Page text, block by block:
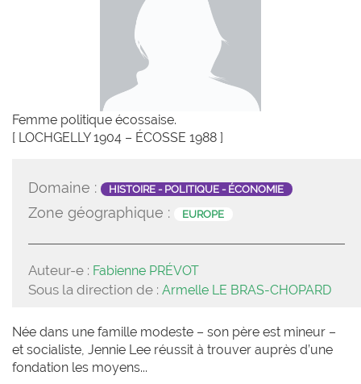
Femme politique écossaise.
[ LOCHGELLY 1904 – ÉCOSSE 1988 ]
Domaine : HISTOIRE - POLITIQUE - ÉCONOMIE
Zone géographique : EUROPE
Auteur-e : Fabienne PRÉVOT
Sous la direction de : Armelle LE BRAS-CHOPARD
Née dans une famille modeste – son père est mineur –
et socialiste, Jennie Lee réussit à trouver auprès d’une
fondation les moyens...